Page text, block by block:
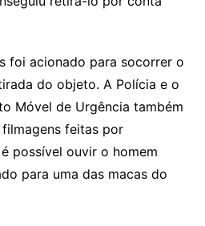
foi acionado para socorrer o
do objeto. A Polícia e o
Móvel de Urgência também
feitas por
possível ouvir o homem
para uma das macas do